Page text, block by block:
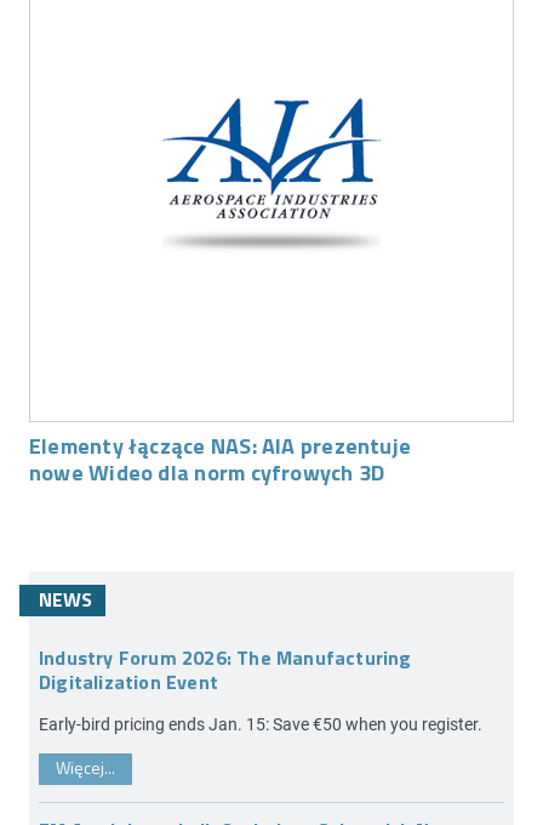
Elementy łączące NAS: AIA prezentuje
nowe Wideo dla norm cyfrowych 3D
NEWS
Industry Forum 2026: The Manufacturing
Digitalization Event
Early-bird pricing ends Jan. 15: Save €50 when you register.
Więcej...